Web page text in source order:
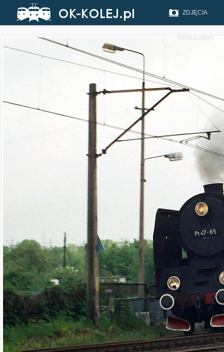
ZDJĘCIA
REGULAMIN